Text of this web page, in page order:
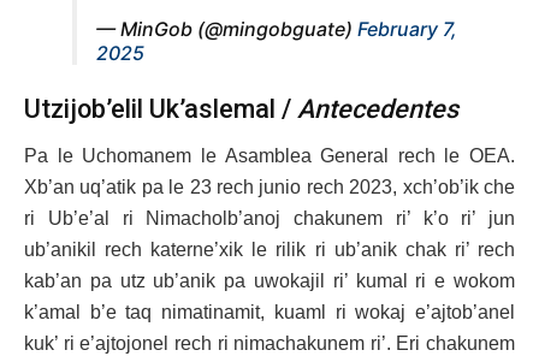
— MinGob (@mingobguate) February 7,
2025
Utzijob’elil Uk’aslemal / Antecedentes
Pa le Uchomanem le Asamblea General rech le OEA.
Xb’an uq’atik pa le 23 rech junio rech 2023, xch’ob’ik che
ri Ub’e’al ri Nimacholb’anoj chakunem ri’ k’o ri’ jun
ub’anikil rech katerne’xik le rilik ri ub’anik chak ri’ rech
kab’an pa utz ub’anik pa uwokajil ri’ kumal ri e wokom
k’amal b’e taq nimatinamit, kuaml ri wokaj e’ajtob’anel
kuk’ ri e’ajtojonel rech ri nimachakunem ri’. Eri chakunem